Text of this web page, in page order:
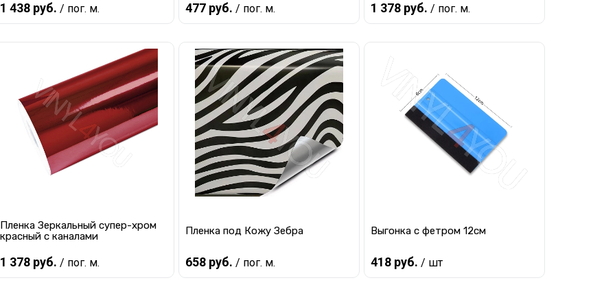
1 438 руб. / пог. м.
Купить в 1 клик К сравнению
В избранное В наличии
477 руб. / пог. м.
В корзину
Купить в 1 клик К сравнению
В избранное В наличии
1 378 руб. / пог. м.
Купить в 1 клик
В избранное Под заказ
Пленка Зеркальный супер-хром
красный с каналами
1 378 руб. / пог. м.
Пленка под Кожу Зебра
658 руб. / пог. м.
Выгонка с фетром 12см
418 руб. / шт